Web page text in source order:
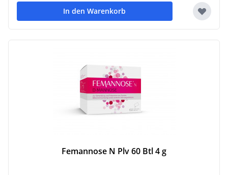
In den Warenkorb
Femannose N Plv 60 Btl 4 g